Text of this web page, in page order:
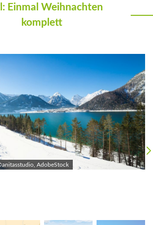
Einmal Weihnachten
komplett
AdobeStock